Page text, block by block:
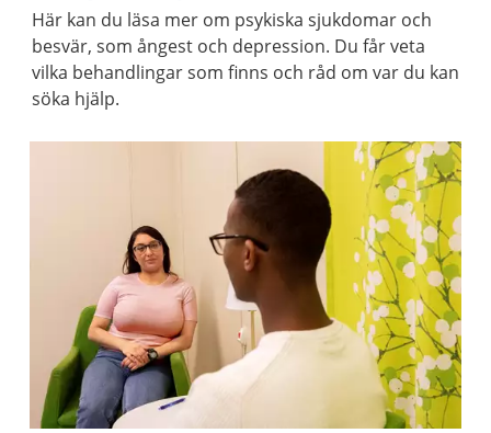
Här kan du läsa mer om psykiska sjukdomar och
besvär, som ångest och depression. Du får veta
vilka behandlingar som finns och råd om var du kan
söka hjälp.